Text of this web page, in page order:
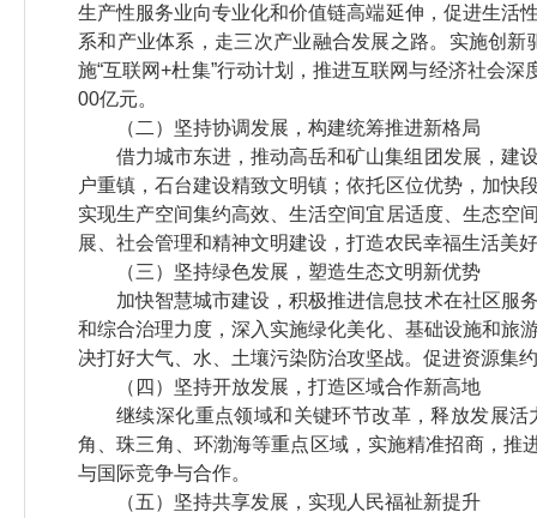
生产性服务业向专业化和价值链高端延伸，促进生活
系和产业体系，走三次产业融合发展之路。实施创
施“互联网+杜集”行动计划，推进互联网与经济社会
00亿元。
（二）坚持协调发展，构建统筹推进新格局
借力城市东进，推动高岳和矿山集组团发展，建
户重镇，石台建设精致文明镇；依托区位优势，加快
实现生产空间集约高效、生活空间宜居适度、生态空
展、社会管理和精神文明建设，打造农民幸福生活美
（三）坚持绿色发展，塑造生态文明新优势
加快智慧城市建设，积极推进信息技术在社区服
和综合治理力度，深入实施绿化美化、基础设施和旅
决打好大气、水、土壤污染防治攻坚战。促进资源集
（四）坚持开放发展，打造区域合作新高地
继续深化重点领域和关键环节改革，释放发展
角、珠三角、环渤海等重点区域，实施精准招商，推
与国际竞争与合作。
（五）坚持共享发展，实现人民福祉新提升